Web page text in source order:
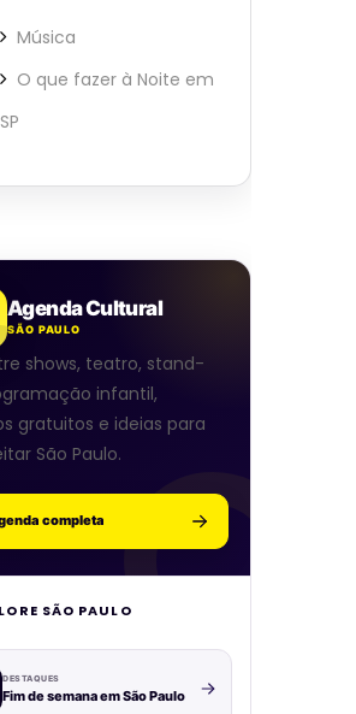
Música
O que fazer à Noite em
SP
Agenda Cultural
SÃO PAULO
shows, teatro, stand-
infantil,
gratuitos e ideias para
São Paulo.
completa
SÃO PAULO
DESTAQUES
Fim de semana em São Paulo